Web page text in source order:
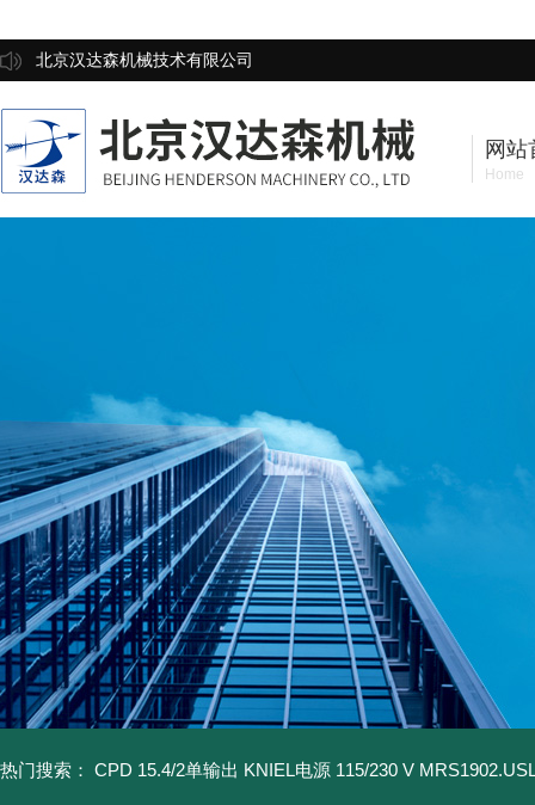
北京汉达森机械技术有限公司
网站
Home
热门搜索： CPD 15.4/2单输出 KNIEL电源 115/230 V